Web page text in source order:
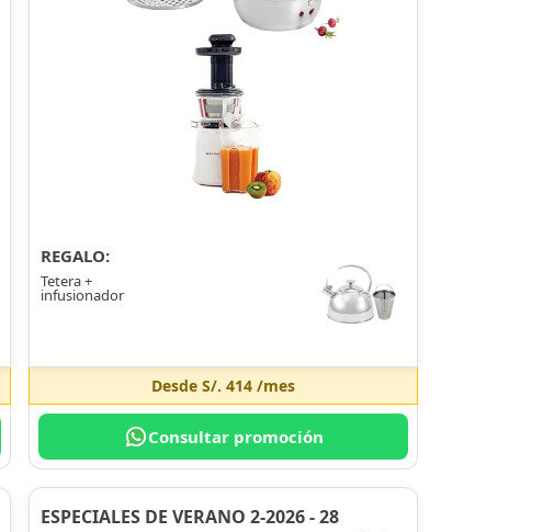
REGALO:
Tetera +
infusionador
DesdeS/. 414 /mes
Consultar promoción
ESPECIALES DE VERANO 2-2026 - 28